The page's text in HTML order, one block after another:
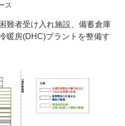
ス
難者受け入れ施設、備蓄倉庫
暖房(DHC)プラントを整備す